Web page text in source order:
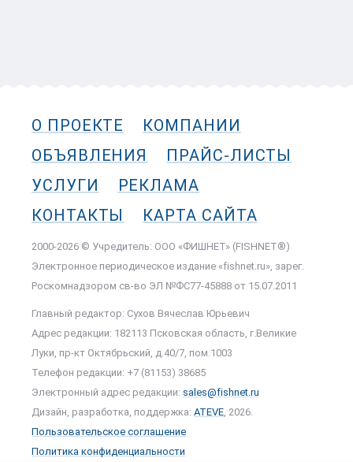
О ПРОЕКТЕ
КОМПАНИИ
ОБЪЯВЛЕНИЯ
ПРАЙС-ЛИСТЫ
УСЛУГИ
РЕКЛАМА
КОНТАКТЫ
КАРТА САЙТА
2000-2026 © Учредитель: ООО «ФИШНЕТ» (FISHNET®)
Электронное периодическое издание «fishnet.ru», зарег.
Роскомнадзором cв-во ЭЛ №ФС77-45888 от 15.07.2011
Главный редактор: Сухов Вячеслав Юрьевич
Адрес редакции: 182113 Псковская область, г.Великие
Луки, пр-кт Октябрьский, д.40/7, пом.1003
Телефон редакции: +7 (81153) 38685
Электронный адрес редакции: sales@fishnet.ru
Дизайн, разработка, поддержка: ATEVE , 2026.
Пользовательское соглашение
Политика конфиденциальности